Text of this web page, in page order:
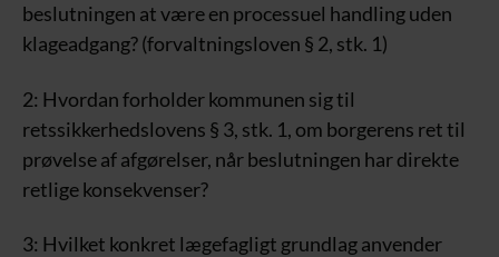
beslutningen at være en processuel handling uden
klageadgang? (forvaltningsloven § 2, stk. 1)
2: Hvordan forholder kommunen sig til
retssikkerhedslovens § 3, stk. 1, om borgerens ret til
prøvelse af afgørelser, når beslutningen har direkte
retlige konsekvenser?
3: Hvilket konkret lægefagligt grundlag anvender